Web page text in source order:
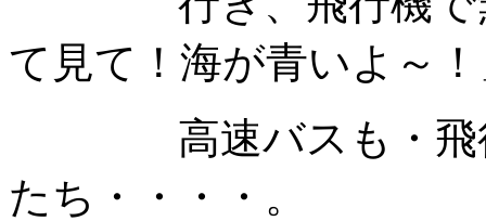
て見て！海が青いよ～
高速バスも・飛行
たち・・・・。